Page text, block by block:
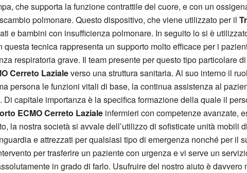
che supporta la funzione contrattile del cuore, e con un
polmonare. Questo dispositivo, che viene utilizzato per il
e bambini con insufficienza polmonare. In seguito lo si è
tecnica rappresenta un supporto molto efficace per i
respiratoria grave. Il team presente per questo tipo particolare
Cerreto Lazialeverso una struttura sanitaria. Al suo interno il
persona le funzioni vitali di base, la continua assistenza al
capitale importanza è la specifica formazione della quale il
ECMO Cerreto Laziale infermieri con competenze avanzate,
la nostra società si avvale dell’utilizzo di sofisticate unità mobili
e attrezzati per qualsiasi tipo di emergenza nonché per il
per trasferire un paziente con urgenza e vi serve un
in grado di farlo. Usufruire del nostro aiuto è davvero